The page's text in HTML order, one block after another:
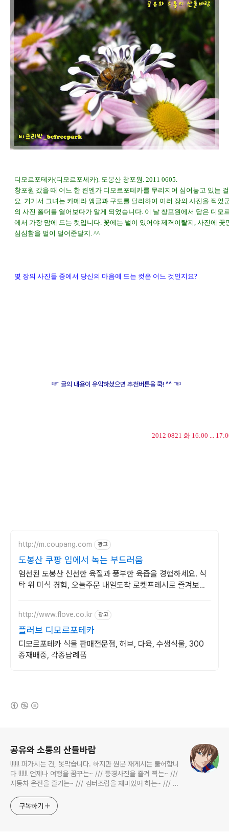
디모르포테카(디모르포세카). 도봉산 창포원. 2011 0605.
창포원 갔을 때 어느 한 켠엔가 디모르포테카를 무리지어 심어놓고 있는
요. 거기서 그녀는 카메라 앵글과 구도를 달리하여 여러 장의 사진을 찍었
의 사진 폴더를 열어보다가 알게 되었습니다. 이 날 창포원에서 담은 디모
에서 가장 맘에 드는 컷입니다. 꽃에는 벌이 있어야 제격이랄지, 사진에 꽃
심심함을 벌이 덜어준달지. ^^
몇 장의 사진들 중에서 당신의 마음에 드는 컷은 어느 것인지요?
☞글의 내용이 유익하셨으면 추천버튼을 쿡! ^^☜
2012 0821 화 16:00 ...
http://m.coupang.com 광고
도봉산 쿠팡 입에서 녹는 부드러움
엄선된 도봉산 신선한 육질과 풍부한 육즙을 경험하세요. 식
탁 위 미식 경험, 오늘주문 내일도착 로켓프레시로 즐겨보세
http://www.flove.co.kr 광고
플러브 디모르포테카
디모르포테카 식물 판매전문점, 허브, 다육, 수생식물, 300
종재배중, 각종답례품
공유와 소통의 산들바람
!!!!!! 퍼가시는 건, 못막습니다. 하지만 원문 재게시는 불허합니
다 !!!!!! 언제나 여행을 꿈꾸는~ /// 풍경사진을 즐겨 찍는~ ///
자동차 운전을 즐기는~ /// 컴터조립을 재미있어 하는~ /// 고
식하는 미드가 있는~ /// 사회적 이슈에 발언하는~ 不老巨
구독하기